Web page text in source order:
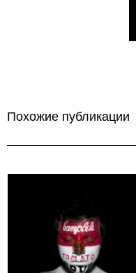
Похожие публикации